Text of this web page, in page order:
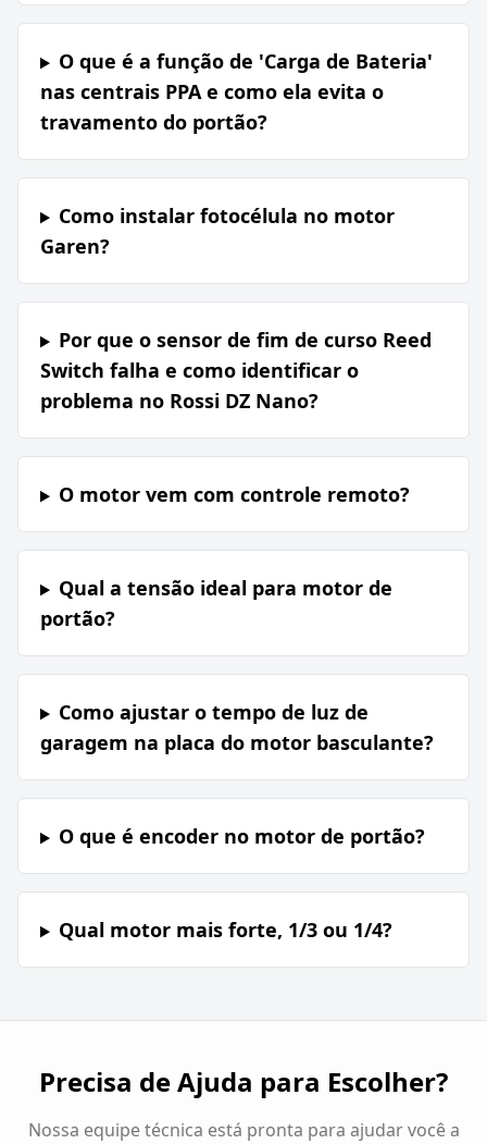
O que é a função de 'Carga de Bateria'
nas centrais PPA e como ela evita o
travamento do portão?
Como instalar fotocélula no motor
Garen?
Por que o sensor de fim de curso Reed
Switch falha e como identificar o
problema no Rossi DZ Nano?
O motor vem com controle remoto?
Qual a tensão ideal para motor de
portão?
Como ajustar o tempo de luz de
garagem na placa do motor basculante?
O que é encoder no motor de portão?
Qual motor mais forte, 1/3 ou 1/4?
Precisa de Ajuda para Escolher?
Nossa equipe técnica está pronta para ajudar você a